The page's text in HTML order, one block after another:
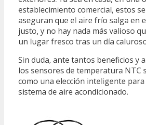
establecimiento comercial, estos
aseguran que el aire frío salga en
justo, y no hay nada más valioso
un lugar fresco tras un día
Sin duda, ante tantos beneficios y
los sensores de temperatura NTC
como una elección inteligente
sistema de aire acondicionado.